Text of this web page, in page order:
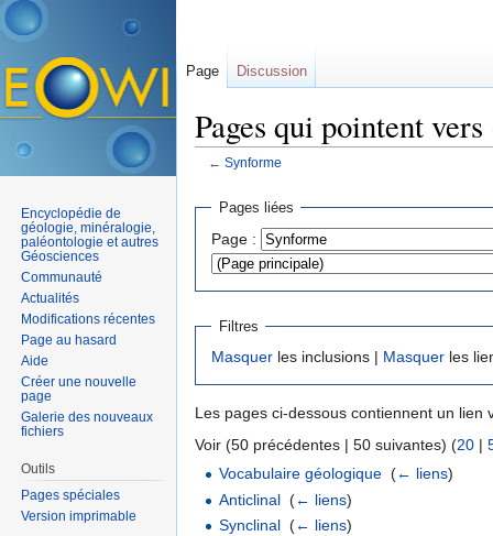
Pages qui pointent
← Synforme
Pages liées
Page :
Filtres
Masquer les inclusions | Masquer les
Les pages ci-dessous contiennent un lien
Voir (50 précédentes | 50 suivantes) (20 |
Vocabulaire géologique ‎(← liens)
Anticlinal ‎(← liens)
Synclinal ‎(← liens)
Page Discussion
Encyclopédie de
géologie, minéralogie,
paléontologie et autres
Géosciences
Communauté
Actualités
Modifications récentes
Page au hasard
Aide
Créer une nouvelle
page
Galerie des nouveaux
fichiers
Outils
Pages spéciales
Version imprimable